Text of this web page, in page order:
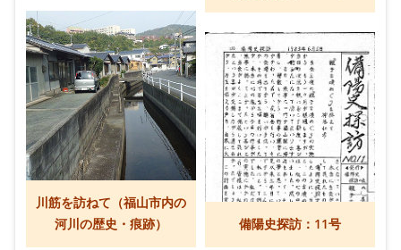
川筋を訪ねて（福山市内の
河川の歴史・痕跡）
備陽史探訪：11号